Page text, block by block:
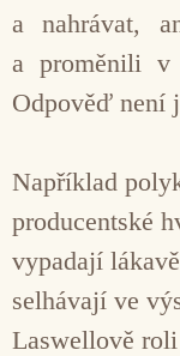
a nahrávat,
a proměnili v
Odpověď není
Například
producentské
vypadají
selhávají ve
Laswellově